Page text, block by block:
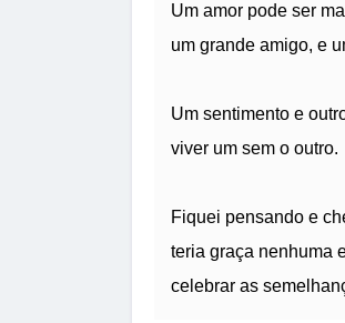
Um amor pode ser
um grande amigo, e
Um sentimento e
viver um sem o outro.
Fiquei pensando e
teria graça nenhuma
celebrar as